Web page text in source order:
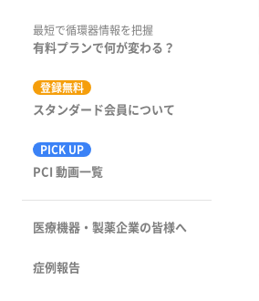
市場トピックス
最短で循環器情報を把握
有料プランで何が変わる？
登録無料
スタンダード会員について
PICK UP
PCI 動画一覧
医療機器・製薬企業の皆様へ
症例報告